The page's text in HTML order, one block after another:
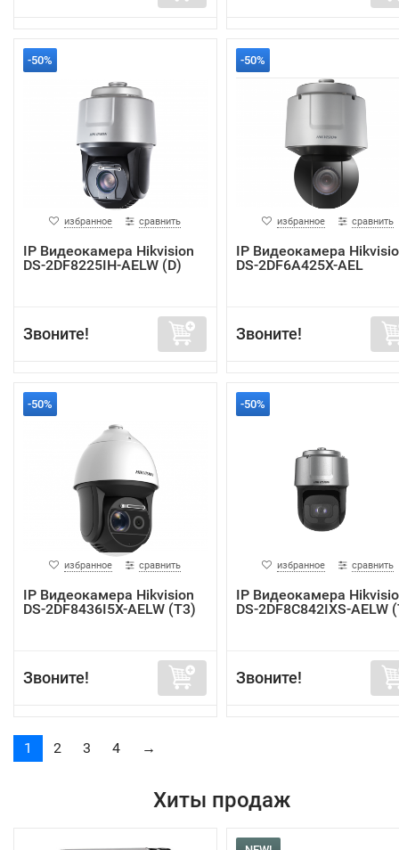
-50%
избранное сравнить
IP Видеокамера Hikvision
DS-2DF8225IH-AELW (D)
Звоните!
-50%
избранное сравнить
IP Видеокамера
DS-2DF6A425X-AEL
Звоните!
-50%
избранное сравнить
IP Видеокамера Hikvision
DS-2DF8436I5X-AELW (T3)
Звоните!
-50%
избранное сравнить
IP Видеокамера
DS-2DF8C842IXS-AELW
Звоните!
1 2 3 4 →
Хиты продаж